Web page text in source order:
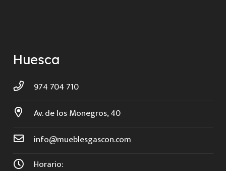
Huesca
974 704 710
Av. de los Monegros, 40
info@mueblesgascon.com
Horario: